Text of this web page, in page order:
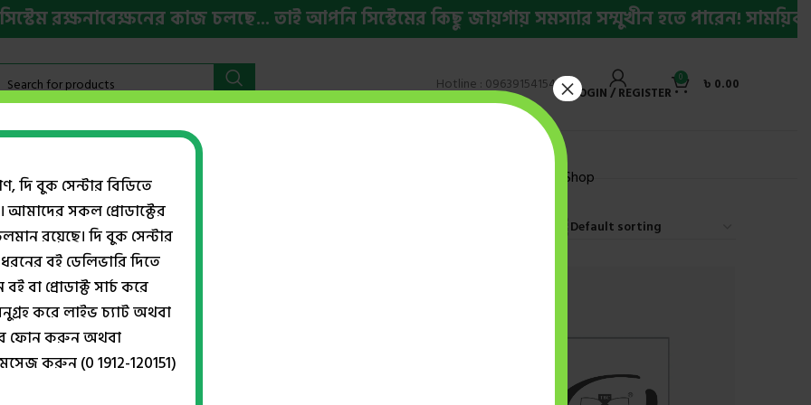
কাজ চলছে... তাই আপনি সিস্টেমের কিছু জায়গায় সমস্যার সম্মুখীন হতে পারেন! সাময়িক
Hotline : 09639154154 LOGIN / REGISTER
0 ৳ 0.00
বইমেলা ২০২৬ HSC ও ভর্তি প্রস্তুতি Shop
দি বুক সেন্টার বিডিতে
আমাদের সকল প্রোডাক্টের
রয়েছে। দি বুক সেন্টার
বই ডেলিভারি দিতে
বা প্রোডাক্ট সার্চ করে
করে লাইভ চ্যাট অথবা
ফোন করুন অথবা
করুন (0 1912-120151)
×